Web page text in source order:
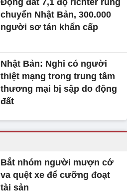
chuyển Nhật Bản, 300.000
người sơ tán khẩn cấp
Nhật Bản: Nghi có người
thiệt mạng trong trung tâm
thương mại bị sập do động
đất
Bắt nhóm người mượn cớ
va quệt xe để cưỡng đoạt
tài sản